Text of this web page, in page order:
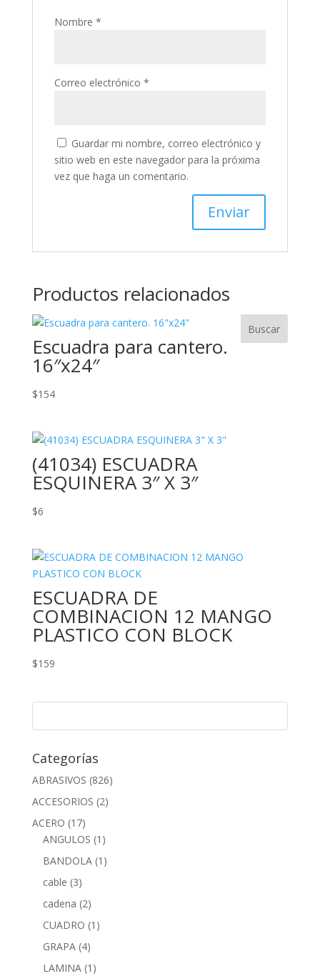
Nombre *
Correo electrónico *
Guardar mi nombre, correo electrónico y
sitio web en este navegador para la próxima
vez que haga un comentario.
Productos relacionados
Escuadra para cantero.
16″x24″
$154
(41034) ESCUADRA
ESQUINERA 3″ X 3″
$6
ESCUADRA DE
COMBINACION 12 MANGO
PLASTICO CON BLOCK
$159
Categorías
ABRASIVOS (826)
ACCESORIOS (2)
ACERO (17)
ANGULOS (1)
BANDOLA (1)
cable (3)
cadena (2)
CUADRO (1)
GRAPA (4)
LAMINA (1)